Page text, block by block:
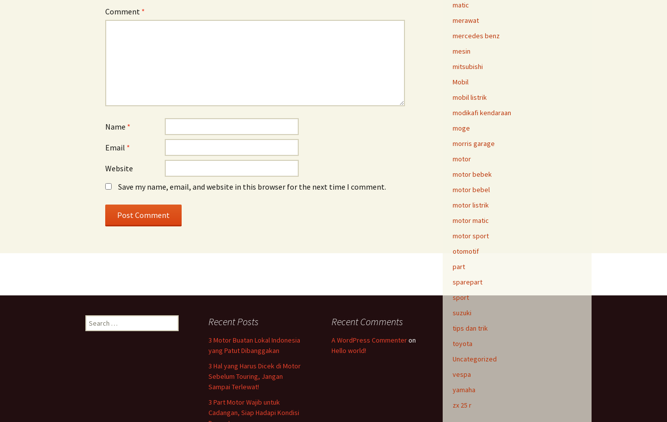
Comment *
Name *
Email *
Website
Save my name, email, and website in this browser for the next time I comment.
matic
merawat
mercedes benz
mesin
mitsubishi
Mobil
mobil listrik
modikafi kendaraan
moge
morris garage
motor
motor bebek
motor bebel
motor listrik
motor matic
motor sport
otomotif
part
sparepart
sport
suzuki
tips dan trik
toyota
Uncategorized
vespa
yamaha
zx 25 r
Search
for:
Recent Posts
3 Motor Buatan Lokal Indonesia
yang Patut Dibanggakan
3 Hal yang Harus Dicek di Motor
Sebelum Touring, Jangan
Sampai Terlewat!
3 Part Motor Wajib untuk
Cadangan, Siap Hadapi Kondisi
Recent Comments
A WordPress Commenteron
Hello world!